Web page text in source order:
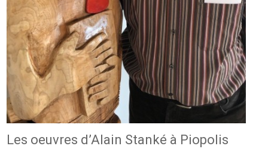
Les oeuvres d’Alain Stanké à Piopolis